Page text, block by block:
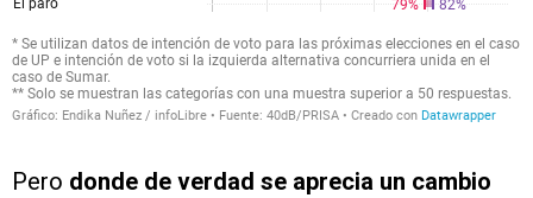
Pero donde de verdad se aprecia un cambio